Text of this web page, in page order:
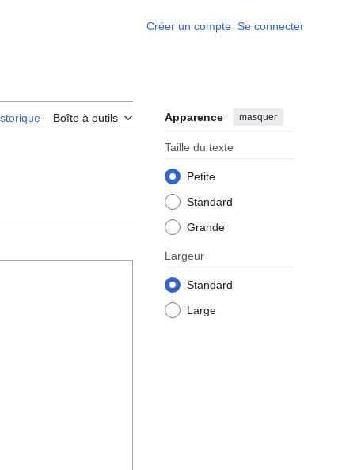
Créer un compte Se connecter
Boîte à outils Apparence masquer
Taille du texte
Petite
Standard
Grande
Largeur
Standard
Large